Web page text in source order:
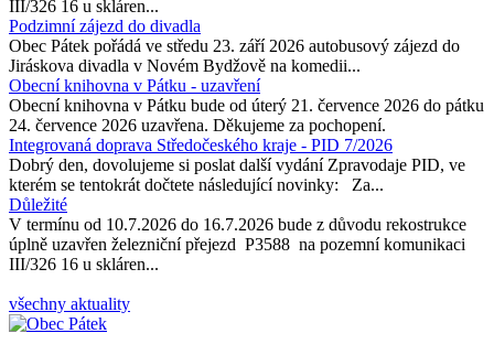
III/326 16 u skláren...
Podzimní zájezd do divadla
Obec Pátek pořádá ve středu 23. září 2026 autobusový zájezd do
Jiráskova divadla v Novém Bydžově na komedii...
Obecní knihovna v Pátku - uzavření
Obecní knihovna v Pátku bude od úterý 21. července 2026 do pátku
24. července 2026 uzavřena. Děkujeme za pochopení.
Integrovaná doprava Středočeského kraje - PID 7/2026
Dobrý den, dovolujeme si poslat další vydání Zpravodaje PID, ve
kterém se tentokrát dočtete následující novinky: Za...
Důležité
V termínu od 10.7.2026 do 16.7.2026 bude z důvodu rekostrukce
úplně uzavřen železniční přejezd P3588 na pozemní komunikaci
III/326 16 u skláren...
všechny aktuality